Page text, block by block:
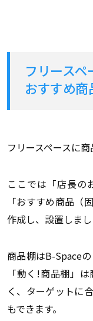
フリースペ
おすすめ
フリースペースに
ここでは「店長の
「おすすめ商品（
作成し、設置しまし
商品棚はB-Space
「動く!商品棚」
く、ターゲットに
もできます。